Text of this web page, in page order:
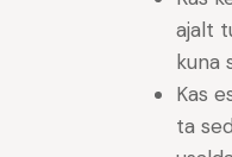
ajalt
kuna
Kas
ta